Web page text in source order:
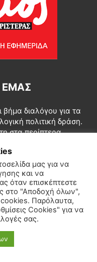
ΕΜΆΣ
διαλόγου για τα
πολιτική δράση.
στα περίπτερα.
κατ’ αρχάς, να δώσουμε
ενσυνείδητα και
συμβολή διεξόδου της
κρίση.
μας για να
και να
όταν επισκέπτεστε
στο "Αποδοχή όλων",
Παρόλαυτα,
Cookies" για να
σας.